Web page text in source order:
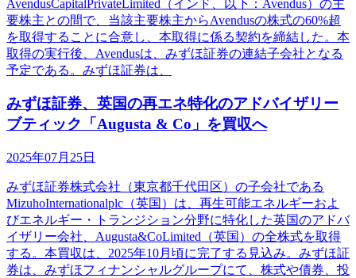
AvendusCapitalPrivateLimited（インド、以下：Avendus）の主
要株主との間で、当該主要株主からAvendusの株式の60%超
を取得することに合意し、本取得に係る契約を締結した。本
取得の実行後、Avendusは、みずほ証券の連結子会社となる
予定である。みずほ証券は、
みずほ証券、英国の再エネ特化のアドバイザリー
ブティック「Augusta & Co」を買収へ
2025年07月25日
みずほ証券株式会社（東京都千代田区）の子会社である
MizuhoInternationalplc（英国）は、再生可能エネルギーおよ
びエネルギー・トランジション分野に特化した英国のアドバ
イザリー会社、Augusta&CoLimited（英国）の全株式を取得
する。本買収は、2025年10月頃に完了する見込み。みずほ証
券は、みずほフィナンシャルグループにて、株式や債券、投